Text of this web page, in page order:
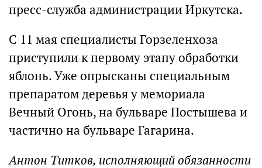
пресс-служба администрации Иркутска.
С 11 мая специалисты Горзеленхоза
приступили к первому этапу обработки
яблонь. Уже опрысканы специальным
препаратом деревья у мемориала
Вечный Огонь, на бульваре Постышева и
частично на бульваре Гагарина.
Антон Титков, исполняющий обязанности